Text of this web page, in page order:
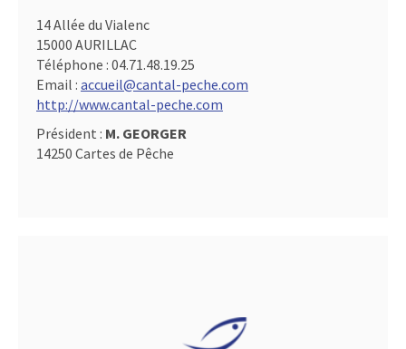
14 Allée du Vialenc
15000 AURILLAC
Téléphone : 04.71.48.19.25
Email : accueil@cantal-peche.com
http://www.cantal-peche.com
Président : M. GEORGER
14250 Cartes de Pêche